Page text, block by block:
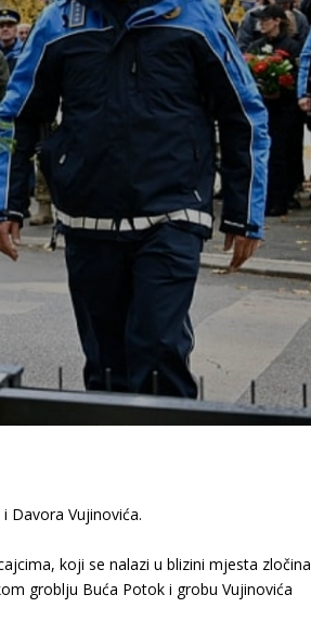
Davora Vujinovića.
koji se nalazi u blizini mjesta zločina
groblju Buća Potok i grobu Vujinovića